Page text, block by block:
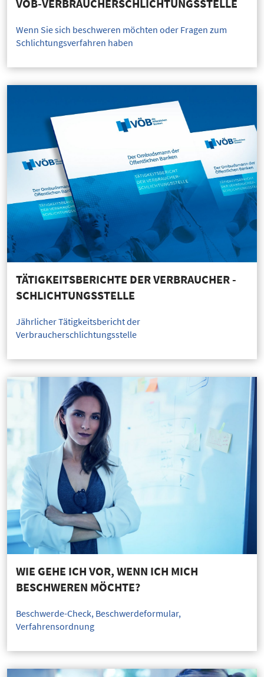
VÖB-VERBRAUCHERSCHLICHTUNGSSTELLE
Wenn Sie sich beschweren möchten oder Fragen zum
Schlichtungsverfahren haben
TÄTIGKEITSBERICHTE DER VERBRAUCHER -
SCHLICHTUNGSSTELLE
Jährlicher Tätigkeitsbericht der
Verbraucherschlichtungsstelle
WIE GEHE ICH VOR, WENN ICH MICH
BESCHWEREN MÖCHTE?
Beschwerde-Check, Beschwerdeformular,
Verfahrensordnung